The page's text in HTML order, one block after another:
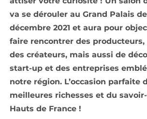
va se dérouler au Grand Palais
décembre 2021 et aura pour
faire rencontrer des producteurs,
des créateurs, mais aussi de
start-up et des entreprises
notre région. L’occasion parfaite
meilleures richesses et du
Hauts de France !